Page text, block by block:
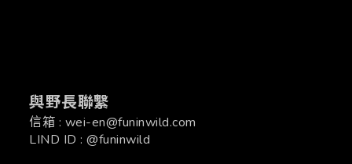
與野長聯繫
信箱 : wei-en@funinwild.com
LIND ID : @funinwild